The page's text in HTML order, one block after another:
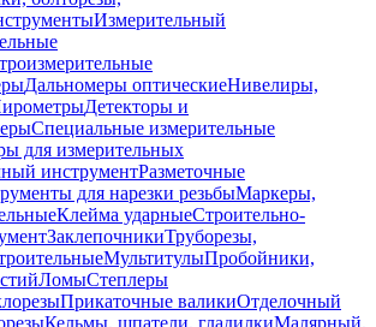
Измерительный
Дальномеры оптическиеНивелиры,
Детекторы и
Специальные измерительные
для измерительных
инструментРазметочные
для нарезки резьбыМаркеры,
Клейма ударныеСтроительно-
ЗаклепочникиТруборезы,
МультитулыПробойники,
ЛомыСтеплеры
Прикаточные валикиОтделочный
Кельмы, шпатели, гладилкиМалярный,